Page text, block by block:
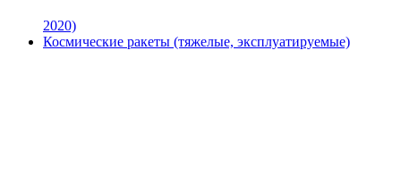
2020)
Космические ракеты (тяжелые, эксплуатируемые)